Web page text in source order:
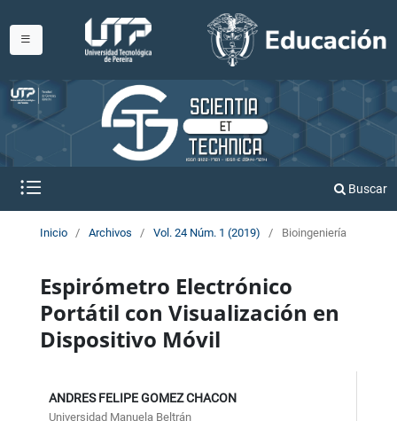
Buscar
Inicio / Archivos / Vol. 24 Núm. 1 (2019) / Bioingeniería
Espirómetro Electrónico
Portátil con Visualización en
Dispositivo Móvil
ANDRES FELIPE GOMEZ CHACON
Universidad Manuela Beltrán